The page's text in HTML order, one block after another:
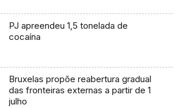
PJ apreendeu 1,5 tonelada de
cocaína
Bruxelas propõe reabertura gradual
das fronteiras externas a partir de 1
julho